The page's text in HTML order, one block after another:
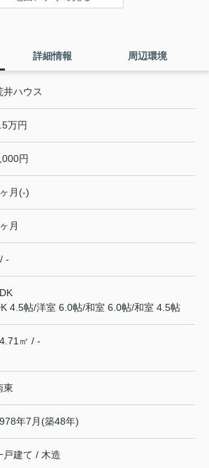
詳細情報 周辺環境
井ハウス
万円
円
月(-)
月
-
4.5帖/洋室 6.0帖/和室 6.0帖/和室 4.5帖
㎡ / -
東
年7月(築48年)
戸建て / 木造